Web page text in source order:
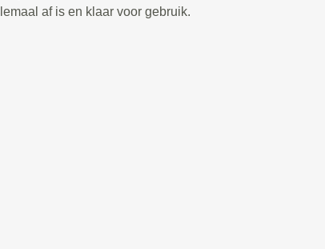
af is en klaar voor gebruik.